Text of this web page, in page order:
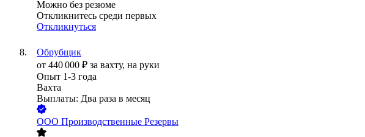
Можно без резюме
Откликнитесь среди первых
Откликнуться
Обрубщик
от 440 000 ₽ за вахту, на руки
Опыт 1-3 года
Вахта
Выплаты: Два раза в месяц
ООО Производственные Резервы